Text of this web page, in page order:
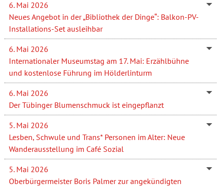
6. Mai 2026
Neues Angebot in der „Bibliothek der Dinge“: Balkon-PV-
Installations-Set ausleihbar
6. Mai 2026
Internationaler Museumstag am 17. Mai: Erzählbühne
und kostenlose Führung im Hölderlinturm
6. Mai 2026
Der Tübinger Blumenschmuck ist eingepflanzt
5. Mai 2026
Lesben, Schwule und Trans* Personen im Alter: Neue
Wanderausstellung im Café Sozial
5. Mai 2026
Oberbürgermeister Boris Palmer zur angekündigten